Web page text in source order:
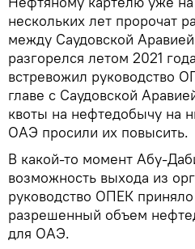
нескольких лет пророчат
между Саудовской
разгорелся летом 2021
встревожил руководство
главе с Саудовской
квоты на нефтедобычу на
ОАЭ просили их повысить.
В какой-то момент Абу-
возможность выхода из
руководство ОПЕК
разрешенный объем
для ОАЭ.